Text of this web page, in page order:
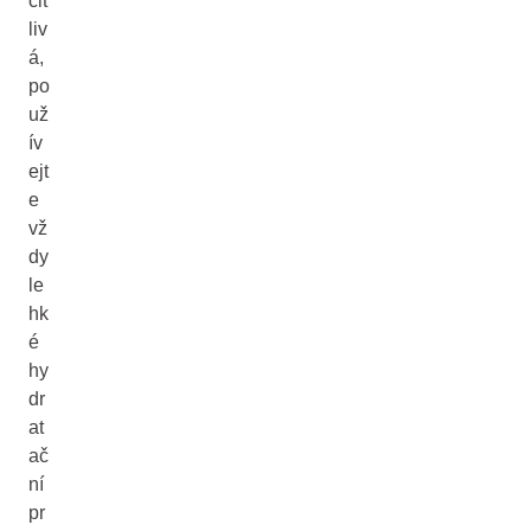
liv
á,
po
už
ív
ejt
e
vž
dy
le
hk
é
hy
dr
at
ač
ní
pr